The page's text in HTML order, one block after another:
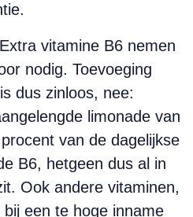
vitamine B6 nemen
nodig. Toevoeging
dus zinloos, nee:
limonade van
van de dagelijkse
B6, hetgeen dus al in
Ook andere vitaminen,
een te hoge inname